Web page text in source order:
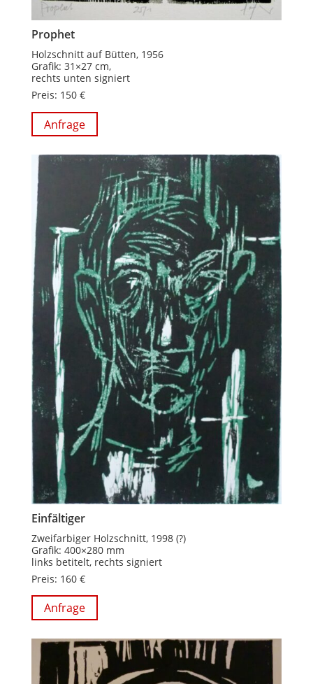
Prophet
Holzschnitt auf Bütten, 1956
Grafik: 31×27 cm,
rechts unten signiert
Preis: 150 €
Anfrage
Einfältiger
Zweifarbiger Holzschnitt, 1998 (?)
Grafik: 400×280 mm
links betitelt, rechts signiert
Preis: 160 €
Anfrage